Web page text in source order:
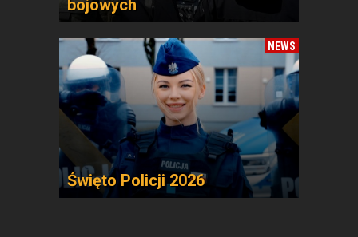
bojowych
NEWS
Święto Policji 2026